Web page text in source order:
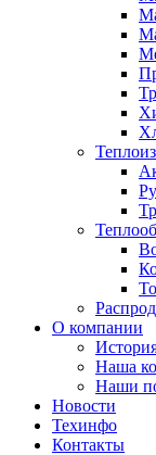
О компании
Наша
Наши
Новости
Техинфо
Контакты